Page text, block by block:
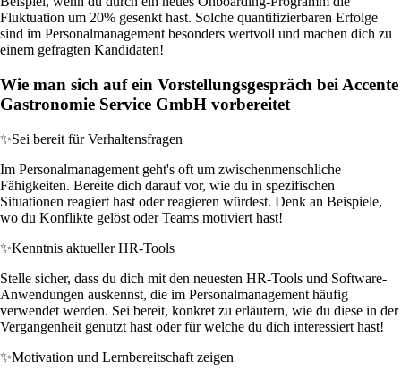
Fluktuation um 20% gesenkt hast. Solche quantifizierbaren Erfolge
sind im Personalmanagement besonders wertvoll und machen dich zu
einem gefragten Kandidaten!
Wie man sich auf ein Vorstellungsgespräch bei Accente
Gastronomie Service GmbH vorbereitet
✨Sei bereit für Verhaltensfragen
Im Personalmanagement geht's oft um zwischenmenschliche
Fähigkeiten. Bereite dich darauf vor, wie du in spezifischen
Situationen reagiert hast oder reagieren würdest. Denk an Beispiele,
wo du Konflikte gelöst oder Teams motiviert hast!
✨Kenntnis aktueller HR-Tools
Stelle sicher, dass du dich mit den neuesten HR-Tools und Software-
Anwendungen auskennst, die im Personalmanagement häufig
verwendet werden. Sei bereit, konkret zu erläutern, wie du diese in der
Vergangenheit genutzt hast oder für welche du dich interessiert hast!
✨Motivation und Lernbereitschaft zeigen